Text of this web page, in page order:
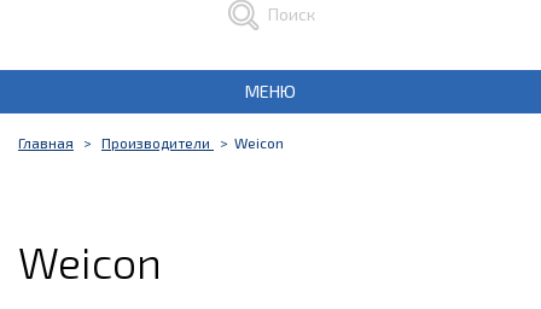
Поиск
МЕНЮ
Главная Производители Weicon
Weicon